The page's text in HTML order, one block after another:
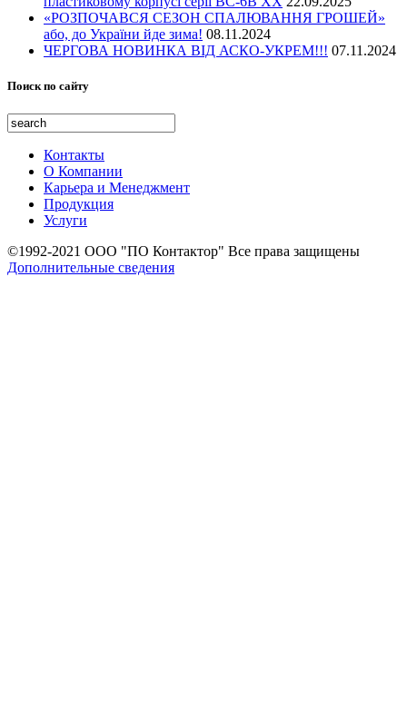
Жилье и услуги
Образование, иследование и здоровье
«РОЗПОЧАВСЯ СЕЗОН СПАЛЮВАННЯ ГРОШЕЙ»
або, до України йде зима! 08.11.2024
ЧЕРГОВА НОВИНКА ВІД АСКО-УКРЕМ!!! 07.11.2024
Поиск по сайту
Контакты
О Компании
Карьера и Менеджмент
Продукция
Услуги
©1992-2021 ООО "ПО Контактор" Все права защищены
Дополнительные сведения